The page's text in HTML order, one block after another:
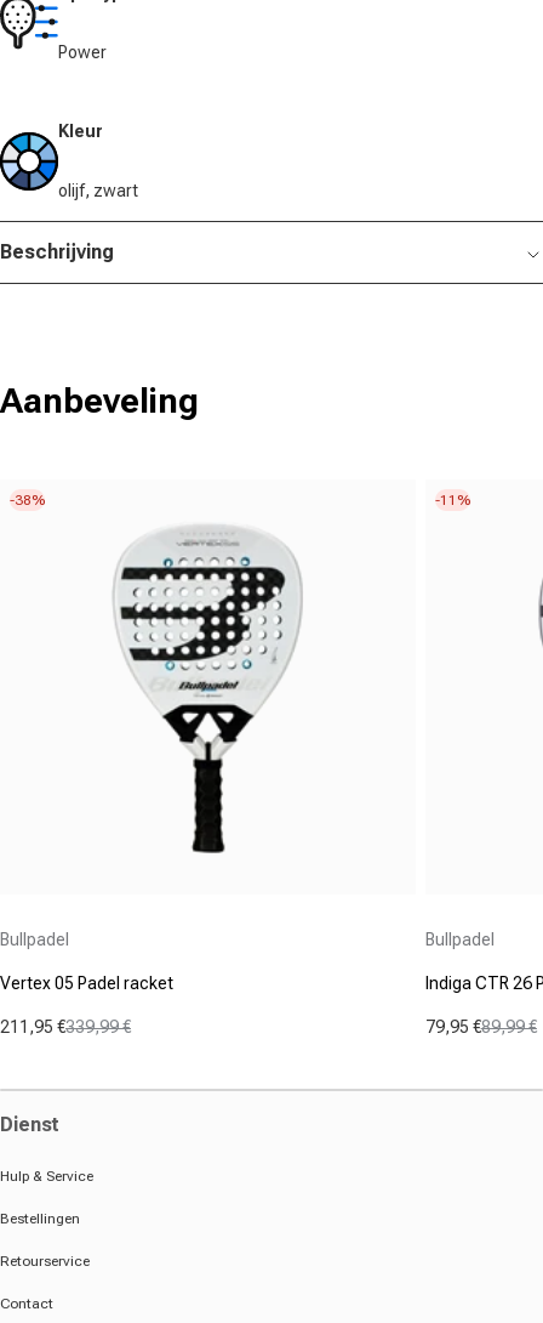
Power
Kleur
olijf, zwart
Beschrijving
Aanbeveling
-38%
Bullpadel
Vertex 05 Padel racket
Aanbiedingsprijs
211,95 €
Normale prijs
339,99 €
-11%
Bullpadel
Indiga CTR 26
79,95 €
Normale
89,99 €
Dienst
Hulp & Service
Bestellingen
Retourservice
Contact